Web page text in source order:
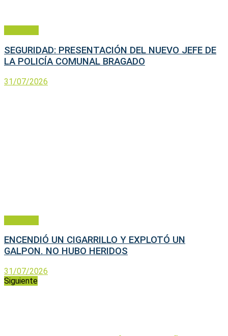
SEGURIDAD: PRESENTACIÓN DEL NUEVO JEFE DE
LA POLICÍA COMUNAL BRAGADO
31/07/2026
ENCENDIÓ UN CIGARRILLO Y EXPLOTÓ UN
GALPON. NO HUBO HERIDOS
31/07/2026
Siguiente